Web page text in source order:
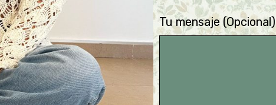
Tu mensaje (Opcional)